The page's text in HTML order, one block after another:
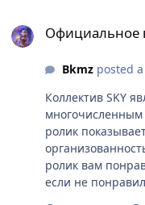
Официальное
Bkmzposted
Коллектив SKY
многочисленным
ролик
организованность
ролик вам
если не
почему.